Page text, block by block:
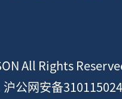
All Rights
沪公网安备